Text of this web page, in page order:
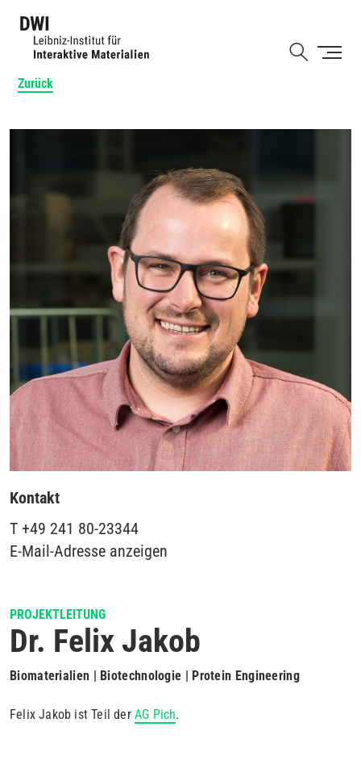
Zurück
Kontakt
T +49 241 80-23344
E-Mail-Adresse anzeigen
PROJEKTLEITUNG
Dr. Felix Jakob
Biomaterialien | Biotechnologie | Protein Engineering
Felix Jakob ist Teil der AG Pich.